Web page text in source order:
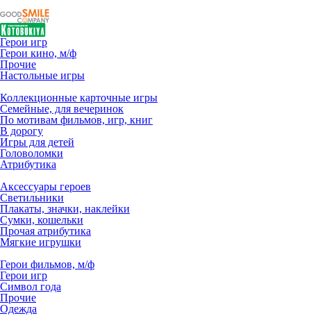
Герои игр
Герои кино, м/ф
Прочие
Настольные игры
Коллекционные карточные игры
Семейные, для вечеринок
По мотивам фильмов, игр, книг
В дорогу
Игры для детей
Головоломки
Атрибутика
Аксессуары героев
Светильники
Плакаты, значки, наклейки
Сумки, кошельки
Прочая атрибутика
Мягкие игрушки
Герои фильмов, м/ф
Герои игр
Символ года
Прочие
Одежда